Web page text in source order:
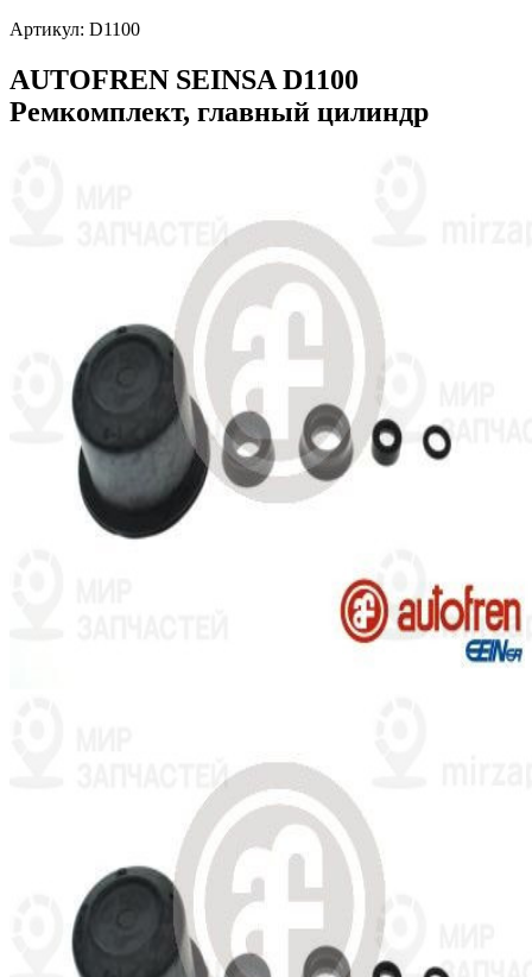
Артикул: D1100
AUTOFREN SEINSA D1100
Ремкомплект, главный цилиндр